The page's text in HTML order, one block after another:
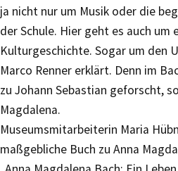
ja nicht nur um Musik oder die
der Schule. Hier geht es auch um
Kulturgeschichte. Sogar um den
Marco Renner erklärt. Denn im
zu Johann Sebastian geforscht,
Magdalena.
Museumsmitarbeiterin Maria
maßgebliche Buch zu Anna